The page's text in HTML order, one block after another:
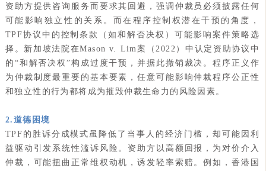
资助方提供咨询服务而要求其回避，强调仲裁员必须披露任何
可能影响独立性的关系。而在程序控制权潜在干预的角度，
TPF协议中的控制条款（如和解否决权）可能影响案件策略选
择。新加坡法院在Mason v. Lim案（2022）中认定资助协议中
的“和解否决权”构成过度干预，并据此撤销裁决。程序正义作
为仲裁制度最重要的基本要素，任意可能影响仲裁程序公正性
和独立性的行为都将成为摧毁仲裁生命力的风险因素。
2.道德困境
TPF的胜诉分成模式虽降低了当事人的经济门槛，却可能因利
益驱动引发系统性滥诉风险。资助方以高额回报，为对价介入
仲裁，可能扭曲正常维权动机，诱发轻率索赔。例如，香港国